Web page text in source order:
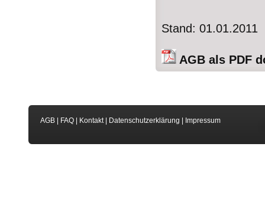
Stand: 01.01.2011
AGB als PDF
AGB FAQ Kontakt| Datenschutzerklärung Impressum